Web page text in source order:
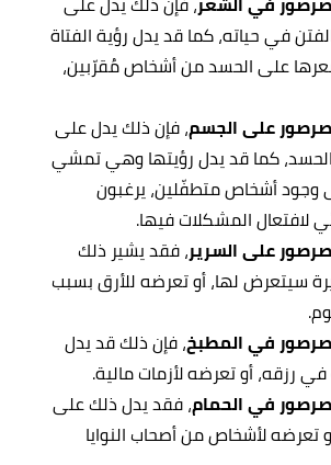
في حياته، كما قد يدل رؤية الفتاة
على الحسد من أشخاص مُقرّبين،
على الجسم، فإن ذلك يدل على
كما قد يدل رؤيتها وهي تمشي
أشخاص متطفّلين، يرغبون
لافتعال المشكلات فيها.
على السرير، فقد يشير ذلك
سيتعرض لها، أو تعرضه للأرق بسبب
في المطبخ، فإن ذلك قد يدل
رزقه، أو تعرضه لأزمات مالية.
في الحمام، فقد يدل ذلك على
تعرضه لأشخاص من أصحاب النوايا